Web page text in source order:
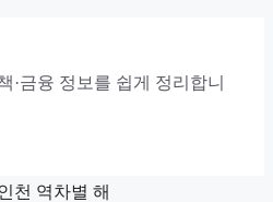
·금융 정보를 쉽게 정리합니
천 역차별 해